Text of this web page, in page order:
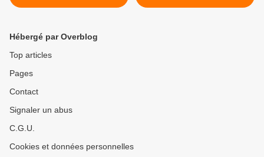
Biologiques et
Hébergé par Overblog
Top articles
Pages
Contact
Signaler un abus
C.G.U.
Cookies et données personnelles